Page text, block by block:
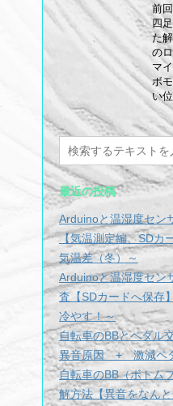
前
四
た
の
マ
ボ
い
最近の投稿
Arduinoと温湿度セン
【気温測定編、SDカ
気温差（冬）～
Arduinoと温湿度セン
査【SDカードへ保存
冷やす！～
自転車のBBとペダル
異音原因 + 激減ペダ
自転車のBB（ボトム
解方法【異音をなんと